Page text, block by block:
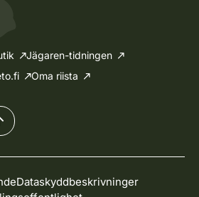
Jägaren-tidningen
Oma riista
Dataskyddbeskrivninger